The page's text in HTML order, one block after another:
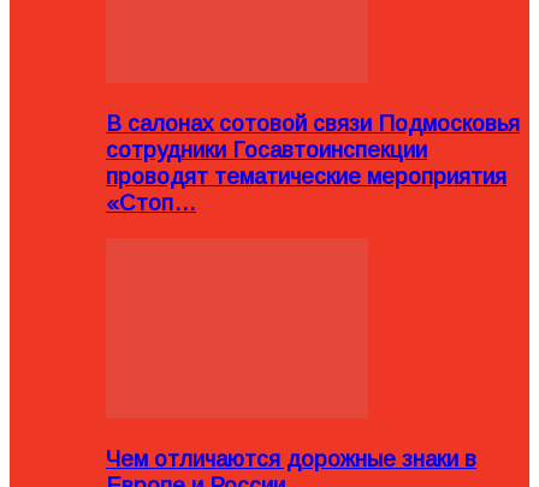
В салонах сотовой связи Подмосковья
сотрудники Госавтоинспекции
проводят тематические мероприятия
«Стоп…
Чем отличаются дорожные знаки в